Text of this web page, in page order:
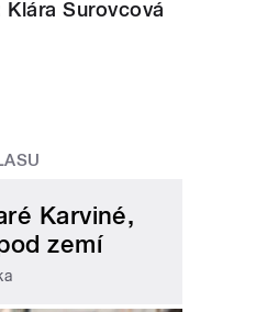
Klára Surovcová
Karviné,
zemí